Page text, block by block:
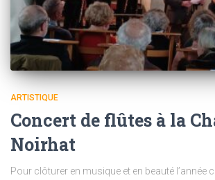
ARTISTIQUE
Concert de flûtes à la
Noirhat
Pour clôturer en musique et en beauté l’année